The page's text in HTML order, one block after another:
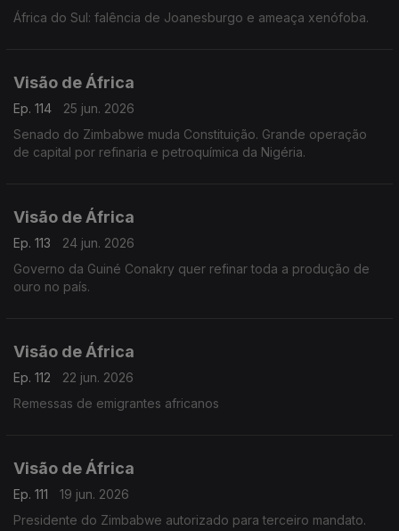
África do Sul: falência de Joanesburgo e ameaça xenófoba.
Visão de África
Ep. 114
25 jun. 2026
Senado do Zimbabwe muda Constituição. Grande operação
de capital por refinaria e petroquímica da Nigéria.
Visão de África
Ep. 113
24 jun. 2026
Governo da Guiné Conakry quer refinar toda a produção de
ouro no país.
Visão de África
Ep. 112
22 jun. 2026
Remessas de emigrantes africanos
Visão de África
Ep. 111
19 jun. 2026
Presidente do Zimbabwe autorizado para terceiro mandato.